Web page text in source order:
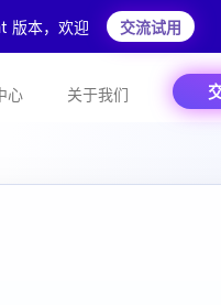
版本，欢迎 交流试用
心 关于我们